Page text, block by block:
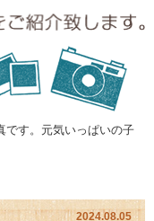
です。元気いっぱいの子
2024.08.05
保育